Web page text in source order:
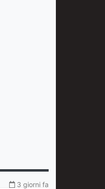
3 giorni fa